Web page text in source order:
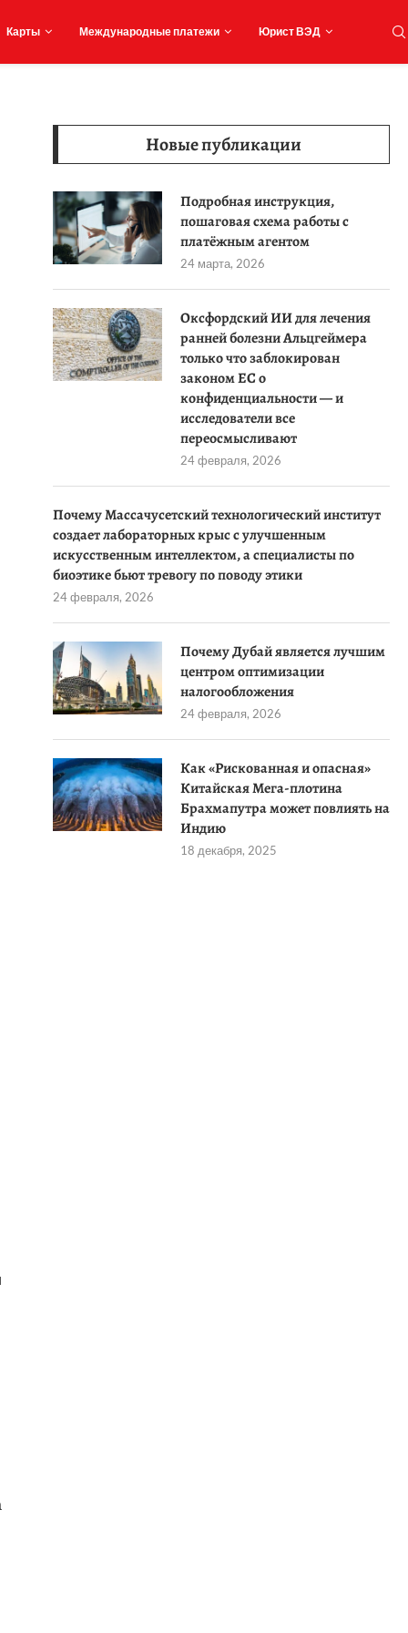
Карты Международные платежи Юрист ВЭД
Новые публикации
Подробная инструкция,
пошаговая схема работы с
платёжным агентом
24 марта, 2026
Оксфордский ИИ для лечения
ранней болезни Альцгеймера
только что заблокирован
законом ЕС о
конфиденциальности — и
исследователи все
переосмысливают
24 февраля, 2026
Почему Массачусетский технологический институт
создает лабораторных крыс с улучшенным
искусственным интеллектом, а специалисты по
биоэтике бьют тревогу по поводу этики
24 февраля, 2026
Почему Дубай является лучшим
центром оптимизации
налогообложения
24 февраля, 2026
Как «Рискованная и опасная»
Китайская Мега-плотина
Брахмапутра может повлиять на
Индию
18 декабря, 2025